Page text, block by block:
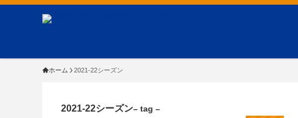
ホーム 2021-22シーズン
2021-22シーズン– tag –